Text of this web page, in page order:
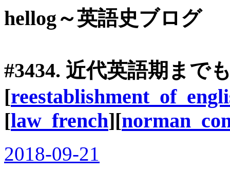
hellog～英語史ブログ
#3434. 近代英語期まで
[
[law_french][
2018-09-21